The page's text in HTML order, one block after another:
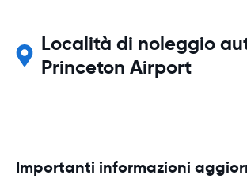
Località di noleggio
Princeton Airport
Importanti informazioni